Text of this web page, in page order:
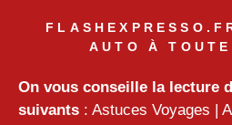
AUTO À
On vous conseille la lecture
suivants : Astuces Voyages |